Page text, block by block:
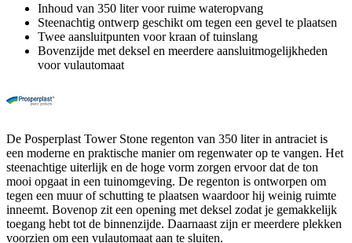
Inhoud van 350 liter voor ruime wateropvang
Steenachtig ontwerp geschikt om tegen een gevel te plaatsen
Twee aansluitpunten voor kraan of tuinslang
Bovenzijde met deksel en meerdere aansluitmogelijkheden
voor vulautomaat
De Posperplast Tower Stone regenton van 350 liter in antraciet is
een moderne en praktische manier om regenwater op te vangen. Het
steenachtige uiterlijk en de hoge vorm zorgen ervoor dat de ton
mooi opgaat in een tuinomgeving. De regenton is ontworpen om
tegen een muur of schutting te plaatsen waardoor hij weinig ruimte
inneemt. Bovenop zit een opening met deksel zodat je gemakkelijk
toegang hebt tot de binnenzijde. Daarnaast zijn er meerdere plekken
voorzien om een vulautomaat aan te sluiten.